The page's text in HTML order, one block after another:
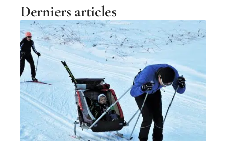
Derniers articles